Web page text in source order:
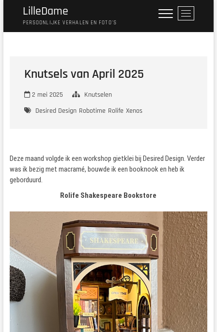
LilleDame
PERSOONLIJKE VERHALEN EN FOTO'S
M
e
n
Knutsels van April 2025
2 mei 2025
Knutselen
Desired Design Robotime Rolife Xenos
Deze maand volgde ik een workshop gietklei bij Desired Design. Verder
was ik bezig met macramé, bouwde ik een booknook en heb ik
geborduurd.
Rolife Shakespeare Bookstore